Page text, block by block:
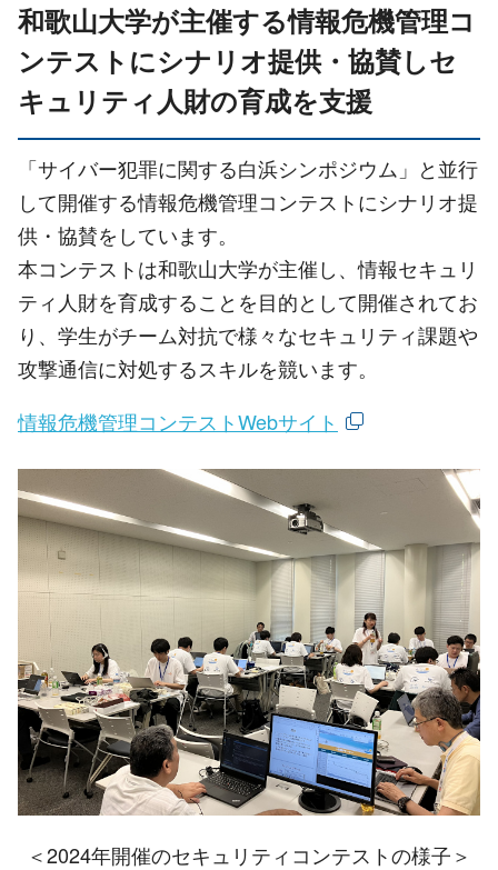
和歌山大学が主催する情報危機管理コ
ンテストにシナリオ提供・協賛しセ
キュリティ人財の育成を支援
「サイバー犯罪に関する白浜シンポジウム」と並行
して開催する情報危機管理コンテストにシナリオ提
供・協賛をしています。
本コンテストは和歌山大学が主催し、情報セキュリ
ティ人財を育成することを目的として開催されてお
り、学生がチーム対抗で様々なセキュリティ課題や
攻撃通信に対処するスキルを競います。
情報危機管理コンテストWebサイト
＜2024年開催のセキュリティコンテストの様子＞